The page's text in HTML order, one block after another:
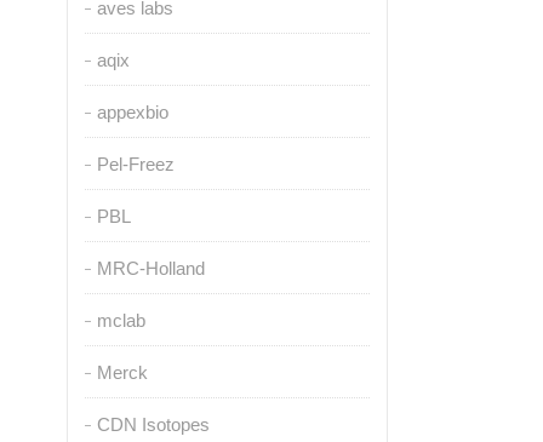
aves labs
aqix
appexbio
Pel-Freez
PBL
MRC-Holland
mclab
Merck
CDN Isotopes